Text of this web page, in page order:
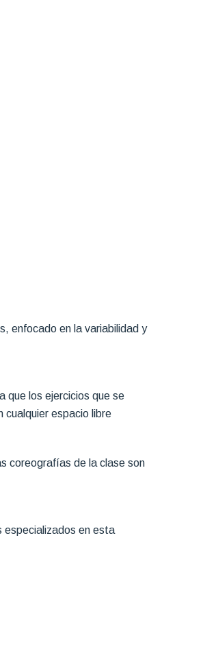
enfocado en la variabilidad y
que los ejercicios que se
cualquier espacio libre
coreografías de la clase son
especializados en esta